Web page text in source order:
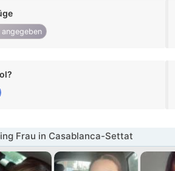
Frau in Casablanca-Settat